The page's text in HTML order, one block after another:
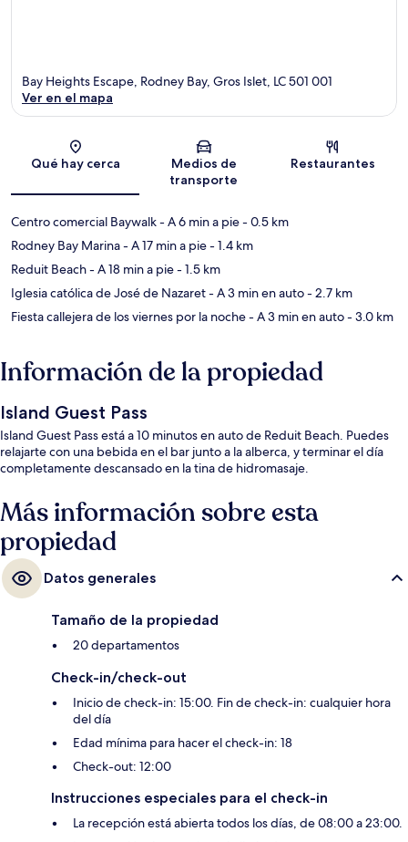
Sección del mapa
Bay Heights Escape, Rodney Bay, Gros Islet, LC 501 001
Ver en el mapa
Qué hay cerca
Medios de
transporte
Restaurantes
Centro comercial Baywalk- A 6 min a pie- 0.5 km
Rodney Bay Marina- A 17 min a pie- 1.4 km
Reduit Beach- A 18 min a pie- 1.5 km
Iglesia católica de José de Nazaret- A 3 min en auto- 2.7 km
Fiesta callejera de los viernes por la noche- A 3 min en auto- 3.0 km
Información de la propiedad
Island Guest Pass
Island Guest Pass está a 10 minutos en auto de Reduit Beach. Puedes
relajarte con una bebida en el bar junto a la alberca, y terminar el día
completamente descansado en la tina de hidromasaje.
Más información sobre esta
propiedad
Datos generales
Tamaño de la propiedad
20 departamentos
Check-in/check-out
Inicio de check-in: 15:00. Fin de check-in: cualquier hora
del día
Edad mínima para hacer el check-in: 18
Check-out: 12:00
Instrucciones especiales para el check-in
La recepción está abierta todos los días, de 08:00 a 23:00.